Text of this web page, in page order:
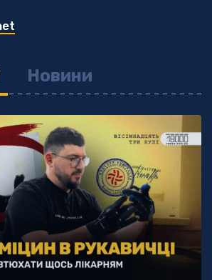
співзасновником
медіа «18000», яке за
матеріали та журналістські
та відеоформатах.
Новини